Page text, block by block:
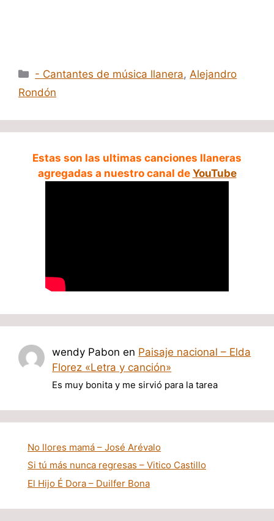
Categorías
- Cantantes de música llanera, Alejandro
Rondón
Estas son las ultimas canciones llaneras
agregadas a nuestro canal de YouTube
wendy Pabon en Paisaje nacional – Elda
Florez «Letra y canción»
Es muy bonita y me sirvió para la tarea
No llores mamá – José Arévalo
Si tú más nunca regresas – Vitico Castillo
El Hijo É Dora – Duilfer Bona